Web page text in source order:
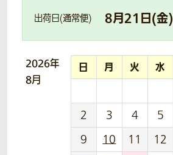
出荷日(通常便) 8月21 日(金)
2026年
8月
日 月 火 水
2
3 4 5
9
10 11 12